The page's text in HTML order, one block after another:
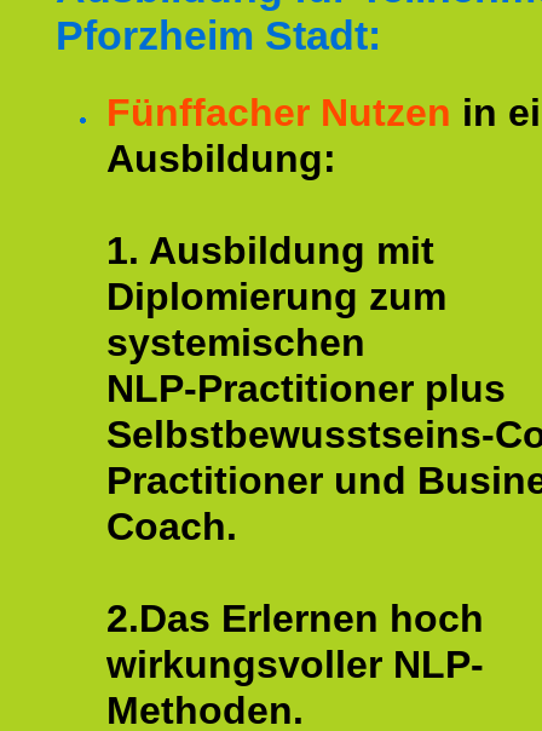
Pforzheim Stadt:
Fünffacher Nutzen in
Ausbildung:
1. Ausbildung mit
Diplomierung zum
systemischen
NLP-Practitioner plus
Selbstbewusstseins-
Practitioner und
Coach.
2.Das Erlernen hoch
wirkungsvoller NLP-
Methoden.